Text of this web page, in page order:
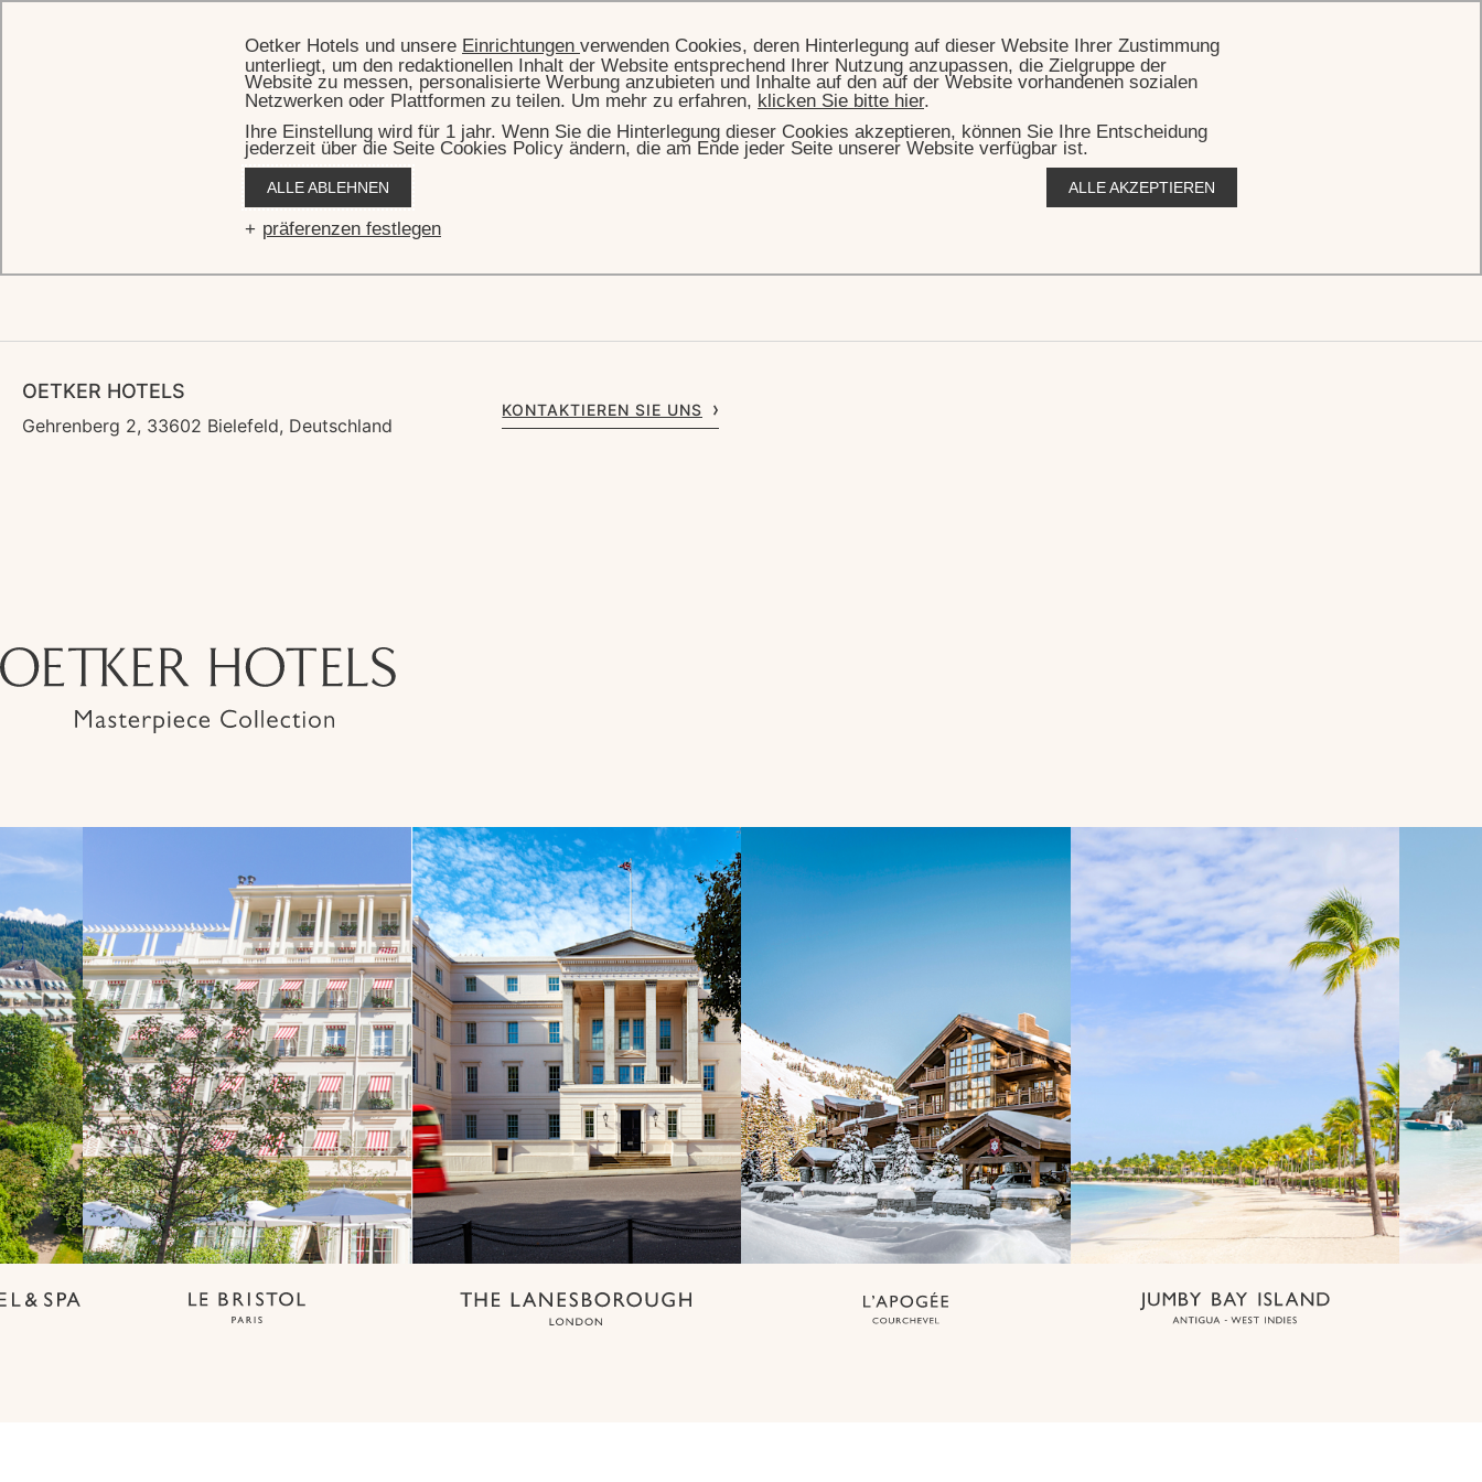
Contact hotels
OETKER HOTELS
Gehrenberg 2, 33602 Bielefeld, Deutschland
KONTAKTIEREN SIE UNS
Oetker Hotels und unsere Einrichtungen verwenden Cookies, deren Hinterlegung auf dieser Website Ihrer Zustimmung
unterliegt, um den redaktionellen Inhalt der Website entsprechend Ihrer Nutzung anzupassen, die Zielgruppe der
Website zu messen, personalisierte Werbung anzubieten und Inhalte auf den auf der Website vorhandenen sozialen
Netzwerken oder Plattformen zu teilen. Um mehr zu erfahren, klicken Sie bitte hier.
Ihre Einstellung wird für 1 jahr. Wenn Sie die Hinterlegung dieser Cookies akzeptieren, können Sie Ihre Entscheidung
jederzeit über die Seite Cookies Policy ändern, die am Ende jeder Seite unserer Website verfügbar ist.
ALLE ABLEHNEN ALLE AKZEPTIEREN
präferenzen festlegen